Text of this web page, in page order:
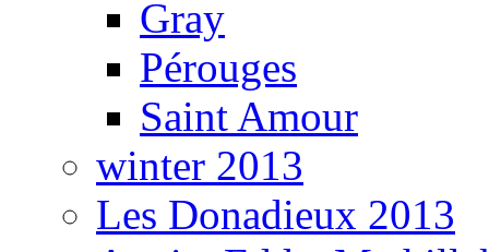
Gray
Pérouges
Saint Amour
winter 2013
Les Donadieux 2013